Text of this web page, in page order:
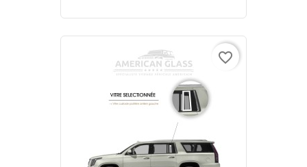
favorite_border